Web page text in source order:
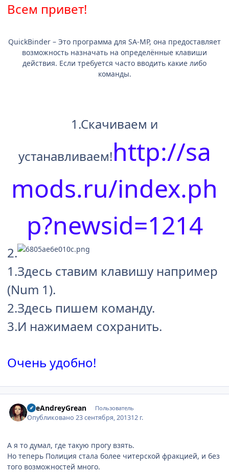
Всем привет!
QuickBinder – Это программа для SA-MP, она предоставляет
возможность назначать на определённые клавиши
действия. Если требуется часто вводить какие либо
команды.
1.Скачиваем и
устанавливаем!http://sa
mods.ru/index.ph
p?newsid=1214
2.
1.Здесь ставим клавишу например
(Num 1).
2.Здесь пишем команду.
3.И нажимаем сохранить.
Очень удобно!
TheAndreyGrean Пользователь
Опубликовано23 сентября, 201312 г.
А я то думал, где такую прогу взять.
Но теперь Полиция стала более читерской фракцией, и без
того возможностей много.